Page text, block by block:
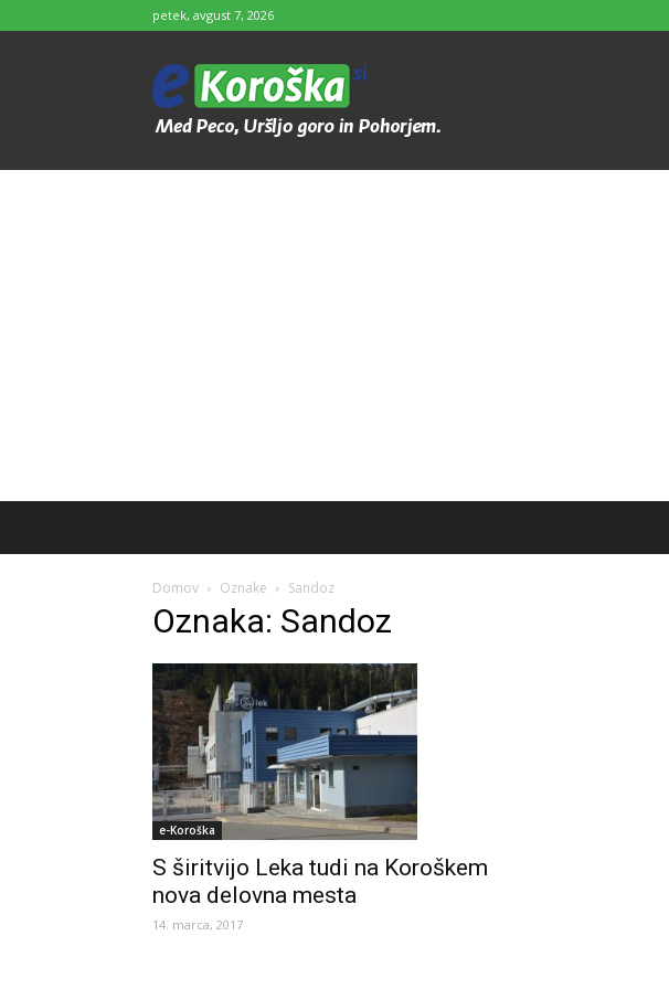
petek, avgust 7, 2026
e-
Koroška
Domov Oznake Sandoz
Oznaka: Sandoz
e-Koroška
S širitvijo Leka tudi na Koroškem
nova delovna mesta
14. marca, 2017